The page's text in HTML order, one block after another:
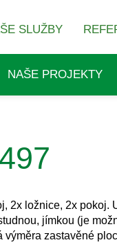
SLUŽBY
NAŠE PROJEKTY
2x ložnice, 2x pokoj.
jímkou (je
zastavěné